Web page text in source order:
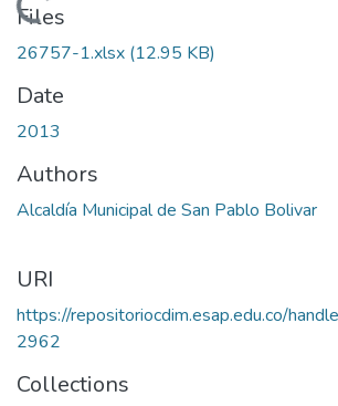
Loading...
Files
26757-1.xlsx (12.95 KB)
Date
2013
Authors
Alcaldía Municipal de San Pablo Bolivar
URI
https://repositoriocdim.esap.edu.co/
2962
Collections